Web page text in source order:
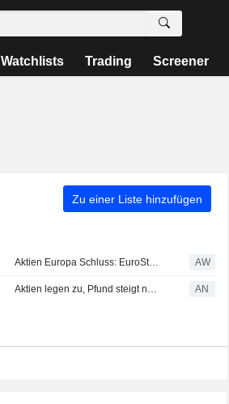
Watchlists Trading Screener
Zu einer Liste hinzufügen
Aktien Europa Schluss: EuroStoxx nach US-Jobdaten weiter auf Rekordkurs AW
Aktien legen zu, Pfund steigt nach überraschendem Rückgang der US-Beschäftigung AN